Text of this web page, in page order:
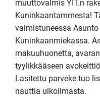
muuttovalmis YIT.n
Kuninkaantammesta!
valmistuneessa Asunto
Kuninkaanmiekassa.
makuuhuonetta,
tyylikkääseen
Lasitettu parveke tuo
nauttia ulkoilmasta.